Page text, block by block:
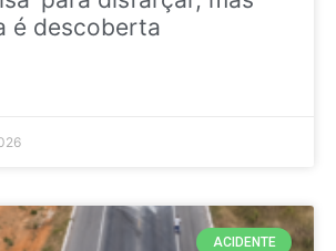
é descoberta
ACIDENTE